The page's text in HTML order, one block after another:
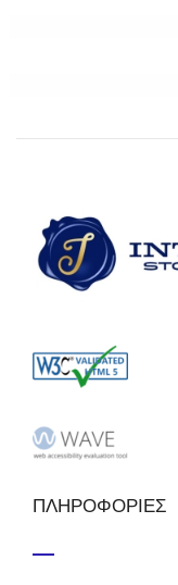
ΠΛΗΡΟΦΟΡΙΕΣ